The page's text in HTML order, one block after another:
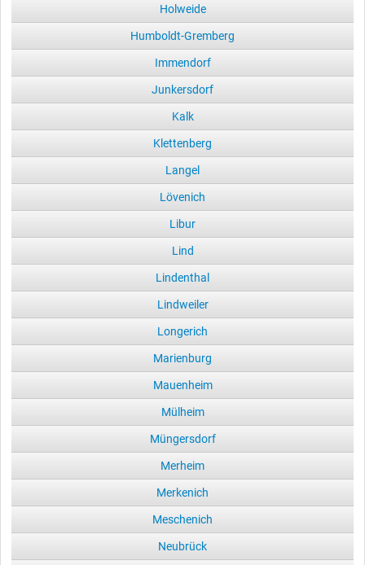
Holweide
Humboldt-Gremberg
Immendorf
Junkersdorf
Kalk
Klettenberg
Langel
Lövenich
Libur
Lind
Lindenthal
Lindweiler
Longerich
Marienburg
Mauenheim
Mülheim
Müngersdorf
Merheim
Merkenich
Meschenich
Neubrück